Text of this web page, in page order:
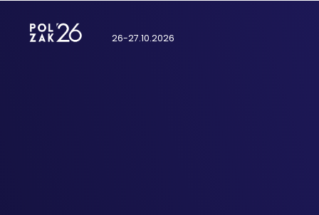
26-27.10.2026